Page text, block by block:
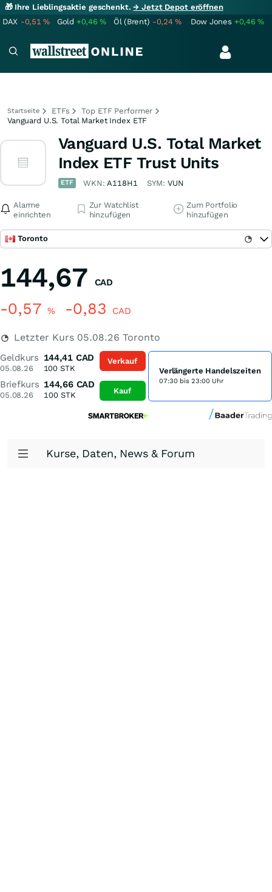
🎁 Ihre Lieblingsaktie geschenkt.→ Jetzt Depot eröffnen
DAX -0,51% Gold +0,46% Öl (Brent) -0,24% Dow Jones +0,46%
Startseite ETFs
Top ETF Performer
Vanguard U.S. Total Market Index ETF
Vanguard U.S. Total Market
Index ETF Trust Units
ETF WKN:A118H1 SYM: VUN
Alarme
einrichten
Zur Watchlist
hinzufügen
Zum Portfolio
hinzufügen
Toronto
144,67 CAD
-0,57 % -0,83 CAD
Letzter Kurs 05.08.26 Toronto
Geldkurs
05.08.26
144,41 CAD
100 STK
Briefkurs
05.08.26
144,66 CAD
100STK
Verkauf
Kauf
Verlängerte Handelszeiten
07:30 bis 23:00 Uhr
Kurse, Daten, News & Forum